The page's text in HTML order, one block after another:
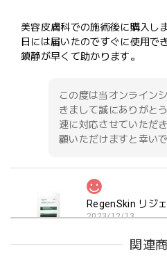
美容皮膚科での施術後に購入し
日には届いたのですぐに使用で
鎮静が早くて助かります。
この度は当オンライン
きまして誠にありがと
速に対応させていただ
顧いただけますと幸いで
2023/12/13
関連